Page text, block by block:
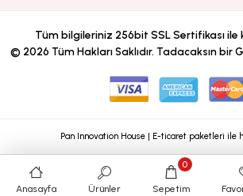
Tüm bilgileriniz 256bit SSL Sertifikası ile
© 2026 Tüm Hakları Saklıdır. Tadacaksın bir
Anasayfa Ürünler Sepetim
0
Pan Innovation House | E-ticaret paketleri ile